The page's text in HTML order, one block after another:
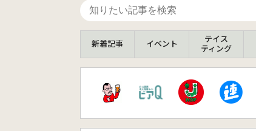
新着記事 イベント
テイス
ティング